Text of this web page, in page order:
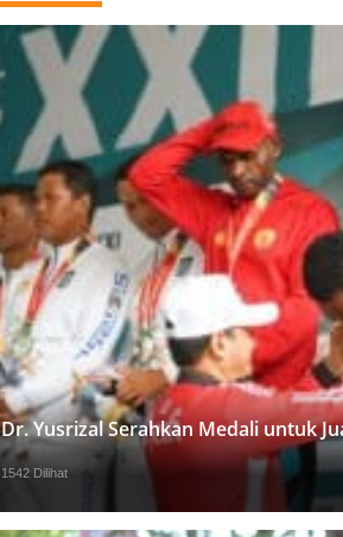
Dr. Yusrizal Serahkan Medali untuk
1542 Dilihat